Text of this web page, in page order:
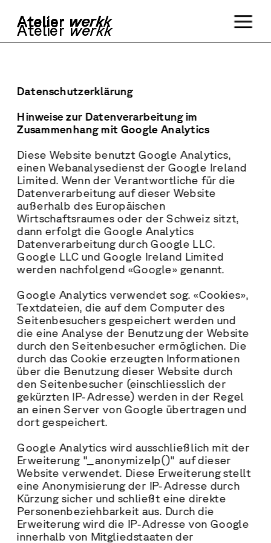
Datenschutzerklärung
Hinweise zur Datenverarbeitung im
Zusammenhang mit Google Analytics
Diese Website benutzt Google Analytics,
einen Webanalysedienst der Google Ireland
Limited. Wenn der Verantwortliche für die
Datenverarbeitung auf dieser Website
außerhalb des Europäischen
Wirtschaftsraumes oder der Schweiz sitzt,
dann erfolgt die Google Analytics
Datenverarbeitung durch Google LLC.
Google LLC und Google Ireland Limited
werden nachfolgend «Google» genannt.
Google Analytics verwendet sog. «Cookies»,
Textdateien, die auf dem Computer des
Seitenbesuchers gespeichert werden und
die eine Analyse der Benutzung der Website
durch den Seitenbesucher ermöglichen. Die
durch das Cookie erzeugten Informationen
über die Benutzung dieser Website durch
den Seitenbesucher (einschliesslich der
gekürzten IP-Adresse) werden in der Regel
an einen Server von Google übertragen und
dort gespeichert.
Google Analytics wird ausschließlich mit der
Erweiterung "_anonymizeIp()" auf dieser
Website verwendet. Diese Erweiterung stellt
eine Anonymisierung der IP-Adresse durch
Kürzung sicher und schließt eine direkte
Personenbeziehbarkeit aus. Durch die
Erweiterung wird die IP-Adresse von Google
innerhalb von Mitgliedstaaten der
Ateli er
Atelier werkk
Atelier werkk
werkk